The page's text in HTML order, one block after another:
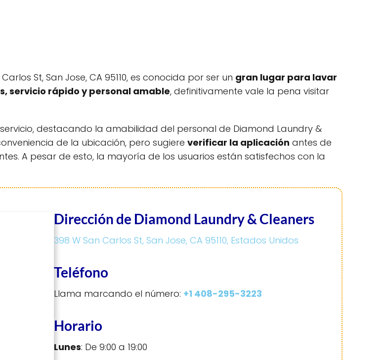
St, San Jose, CA 95110, es conocida por ser un gran lugar para lavar
servicio rápido y personal amable, definitivamente vale la pena visitar
destacando la amabilidad del personal de Diamond Laundry &
de la ubicación, pero sugiere verificar la aplicación antes de
A pesar de esto, la mayoría de los usuarios están satisfechos con la
Dirección de Diamond Laundry & Cleaners
398 W San Carlos St, San Jose, CA 95110, Estados Unidos
Teléfono
Llama marcando el número: +1 408-295-3223
Horario
Lunes: De 9:00 a 19:00